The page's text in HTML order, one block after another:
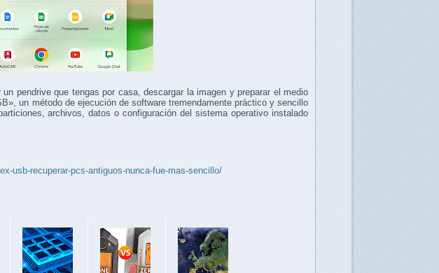
pendrive que tengas por casa, descargar la imagen y preparar el medio
un método de ejecución de software tremendamente práctico y sencillo
archivos, datos o configuración del sistema operativo instalado
usb-recuperar-pcs-antiguos-nunca-fue-mas-sencillo/